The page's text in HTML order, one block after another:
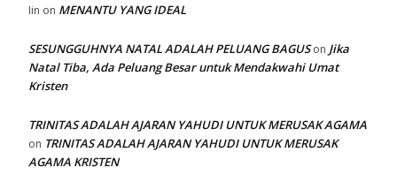
Iin on MENANTU YANG IDEAL
SESUNGGUHNYA NATAL ADALAH PELUANG BAGUSon Jika
Natal Tiba, Ada Peluang Besar untuk Mendakwahi Umat
Kristen
TRINITAS ADALAH AJARAN YAHUDI UNTUK MERUSAK AGAMA
on TRINITAS ADALAH AJARAN YAHUDI UNTUK MERUSAK
AGAMA KRISTEN